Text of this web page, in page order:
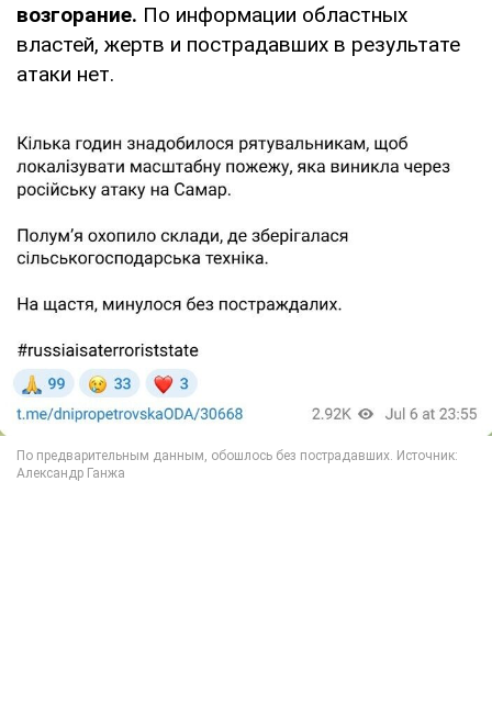
возгорание. По информации областных
властей, жертв и пострадавших в результате
атаки нет.